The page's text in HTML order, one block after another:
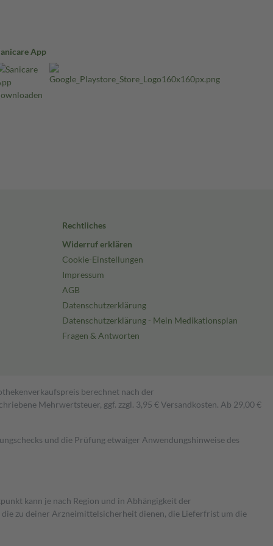
App
Rechtliches
Widerruf erklären
Cookie-Einstellungen
Impressum
AGB
Datenschutzerklärung
Datenschutzerklärung - Mein Medikationsplan
Fragen & Antworten
berechnet nach der
Mehrwertsteuer, ggf. zzgl. 3,95 € Versandkosten. Ab 29,00 €
und die Prüfung etwaiger Anwendungshinweise des
kann je nach Region und in Abhängigkeit der
zu deiner Arzneimittelsicherheit dienen, die Lieferfrist um die